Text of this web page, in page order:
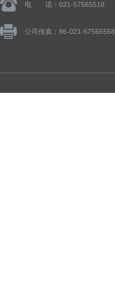
电 话：021-57565518
公司传真：86-021-57565558